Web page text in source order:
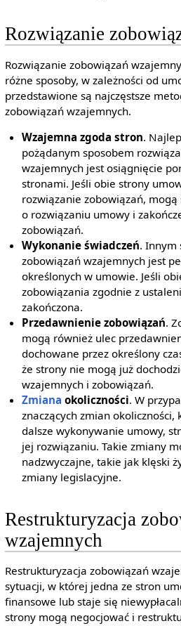
Rozwiązanie
Rozwiązanie zobowiązań
różne sposoby, w zależności od
przedstawione są najczęstsze
zobowiązań wzajemnych.
Wzajemna zgoda stron.
pożądanym sposobem
wzajemnych jest osiągnięcie
stronami. Jeśli obie strony
rozwiązanie zobowiązań,
o rozwiązaniu umowy i
zobowiązań.
Wykonanie świadczeń. Innym
zobowiązań wzajemnych jest
określonych w umowie. Jeśli
zobowiązania zgodnie z
zakończona.
Przedawnienie zobowiązań.
mogą również ulec
dochowane przez określony
że strony nie mogą już
wzajemnych i zobowiązań.
Zmiana okoliczności. W
znaczących zmian
dalsze wykonywanie umowy,
jej rozwiązaniu. Takie zmiany
nadzwyczajne, takie jak klęski
zmiany legislacyjne.
Restrukturyzacja
wzajemnych
Restrukturyzacja zobowiązań
sytuacji, w której jedna ze stron
finansowe lub staje się
strony mogą negocjować i